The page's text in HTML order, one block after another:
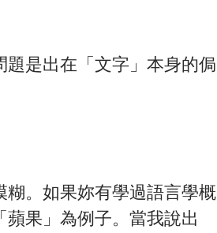
是出在「文字」本身的侷
。如果妳有學過語言學概
果」為例子。當我說出